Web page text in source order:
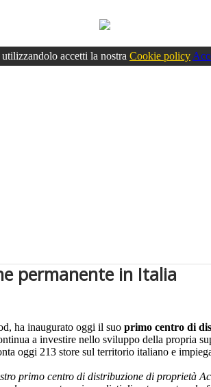
accetti la nostra Cookie policy
permanente in Italia
ha inaugurato oggi il suo primo centro di
a investire nello sviluppo della propria
oggi 213 store sul territorio italiano e
primo centro di distribuzione di proprietà